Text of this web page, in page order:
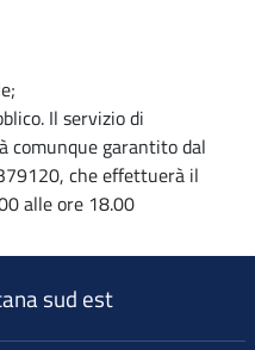
Il servizio di
comunque garantito dal
che effettuerà il
alle ore 18.00
sud est